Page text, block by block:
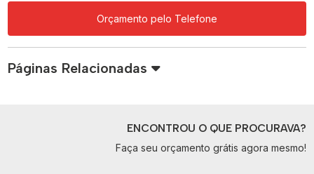
Orçamento pelo Telefone
Páginas Relacionadas
ENCONTROU O QUE PROCURAVA?
Faça seu orçamento grátis agora mesmo!